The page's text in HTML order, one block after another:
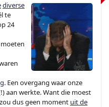
diverse
te
24
. Een overgang waar onze
aan werkte. Want die moest
dus geen moment uit de